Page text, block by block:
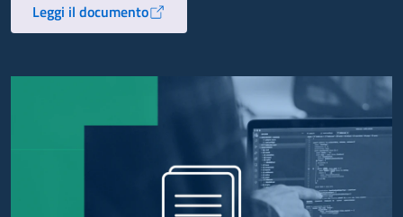
Leggi il documentoApre in un nuovo tab